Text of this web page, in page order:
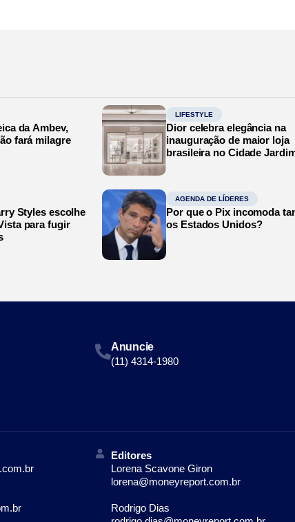
da Ambev,
fará milagre
LIFESTYLE
Dior celebra elegância na
inauguração de maior loja
brasileira no Cidade
Styles escolhe
para fugir
AGENDA DE LÍDERES
Por que o Pix incomoda
os Estados Unidos?
Anuncie
(11) 4314-1980
Editores
Lorena Scavone Giron
lorena@moneyreport.com.br
Rodrigo Dias